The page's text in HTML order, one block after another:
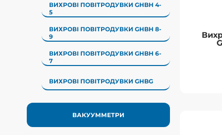
ВИХРОВІ ПОВІТРОДУВКИ GHBH 4-
5
ВИХРОВІ ПОВІТРОДУВКИ GHBH 8-
9
ВИХРОВІ ПОВІТРОДУВКИ GHBH 6-
7
ВИХРОВІ ПОВІТРОДУВКИ GHBG
ВАКУУММЕТРИ